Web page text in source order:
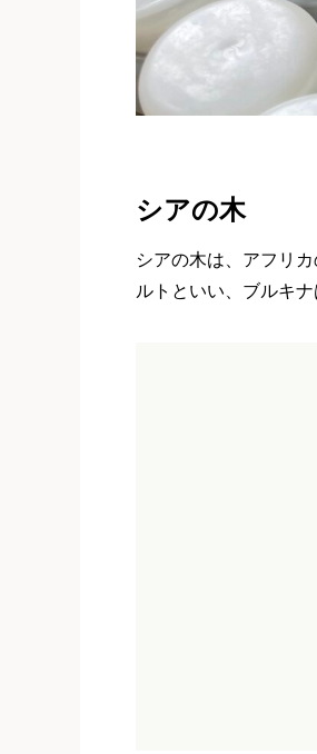
シアの木
シアの木は、アフリ
ルトといい、ブルキ